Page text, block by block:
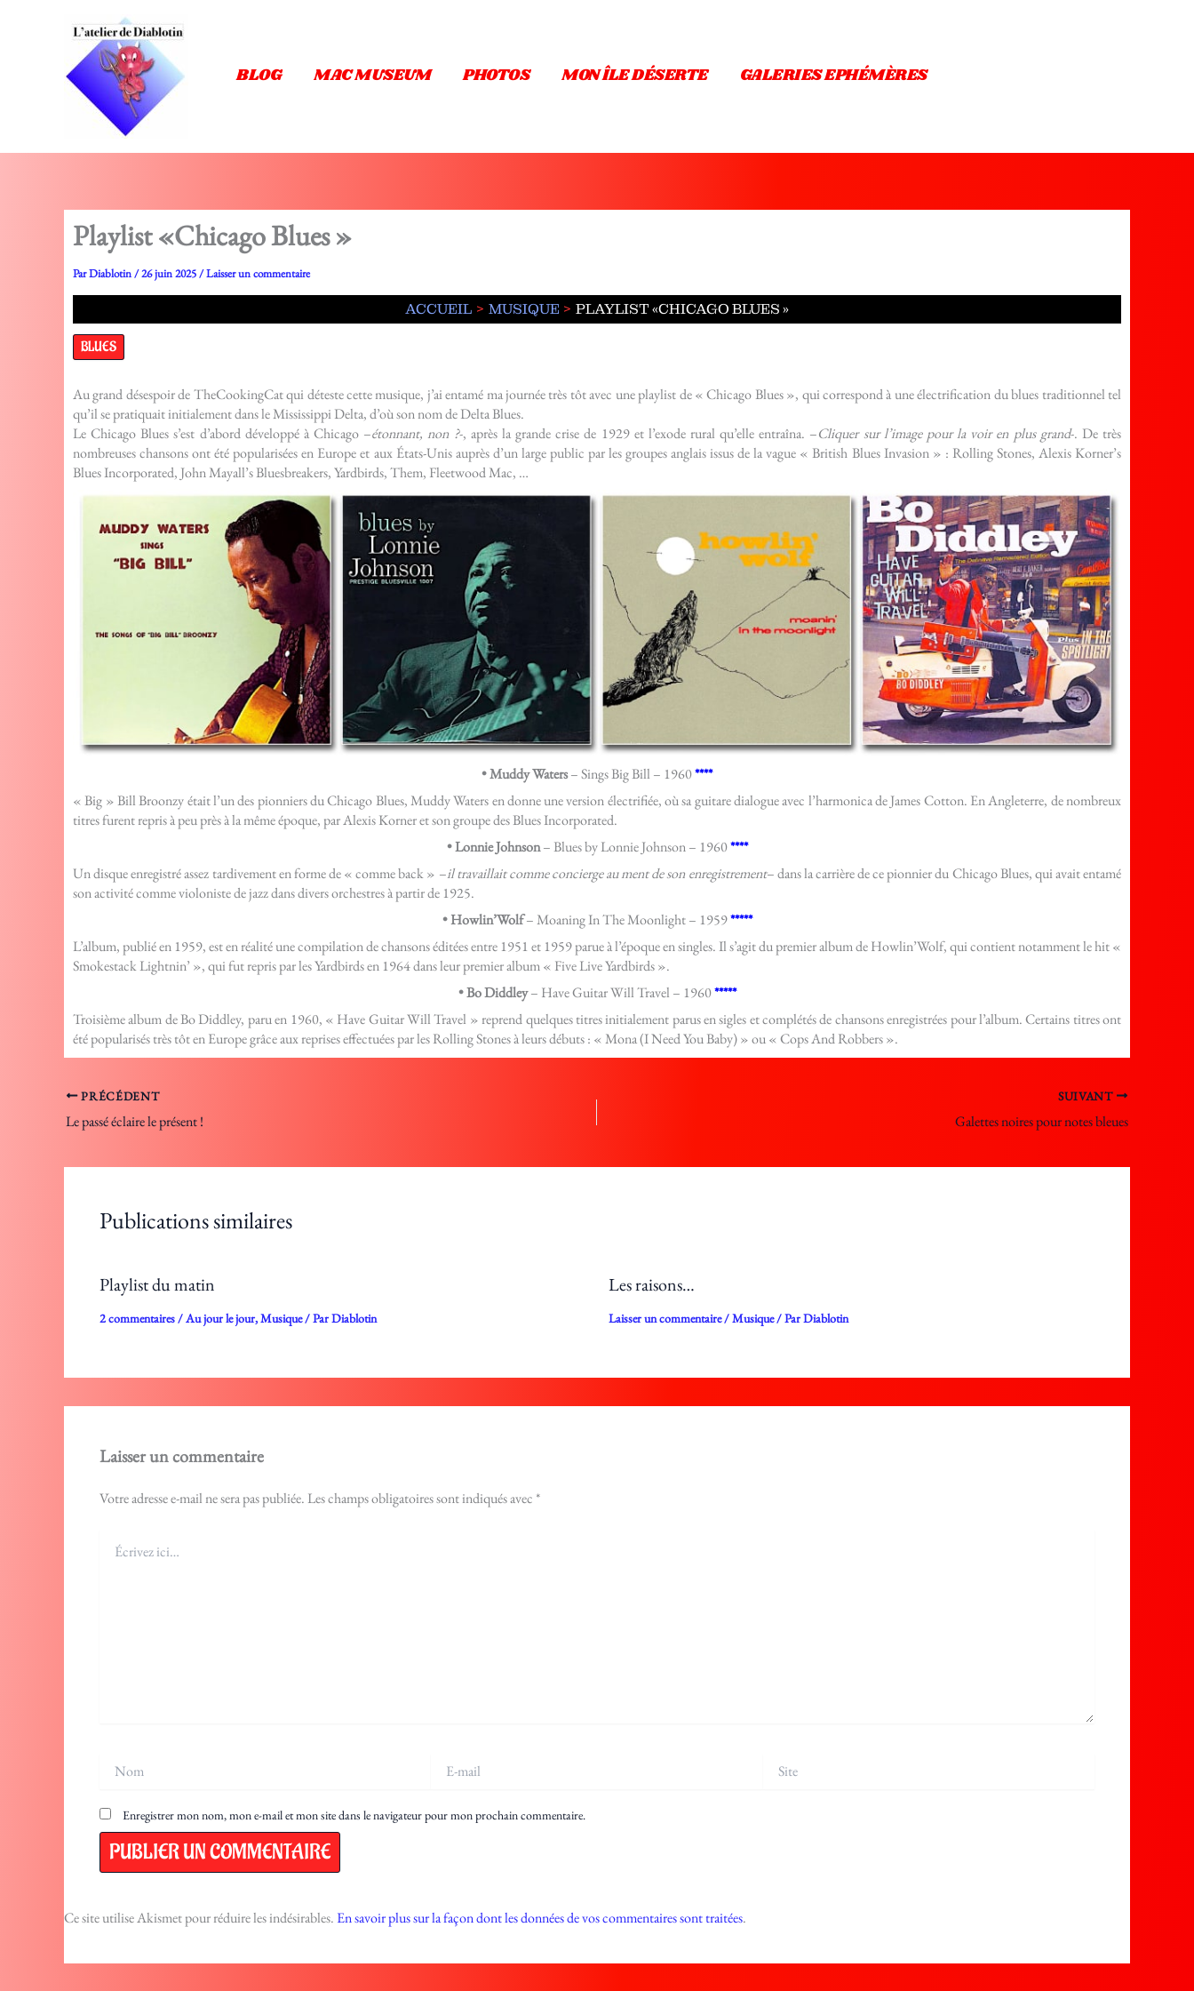
BLOG MAC MUSEUM PHOTOS MON ÎLE DÉSERTE GALERIES EPHÉMÈRES
Playlist «Chicago Blues »
ParDiablotin/26 juin 2025/Laisser un commentaire
ACCUEIL MUSIQUE PLAYLIST «CHICAGO BLUES »
BLUES
Au grand désespoir de TheCookingCat qui déteste cette musique, j’ai entamé ma journée très tôt avec une playlist de « Chicago Blues », qui correspond à une électrification du blues traditionnel tel
qu’il se pratiquait initialement dans le Mississippi Delta, d’où son nom de Delta Blues.
Le Chicago Blues s’est d’abord développé à Chicago –étonnant, non ?-, après la grande crise de 1929 et l’exode rural qu’elle entraîna. –Cliquer sur l’image pour la voir en plus grand-. De très
nombreuses chansons ont été popularisées en Europe et aux États-Unis auprès d’un large public par les groupes anglais issus de la vague « British Blues Invasion » : Rolling Stones, Alexis Korner’s
Blues Incorporated, John Mayall’s Bluesbreakers, Yardbirds, Them, Fleetwood Mac, …
• Muddy Waters– Sings Big Bill – 1960****
« Big » Bill Broonzy était l’un des pionniers du Chicago Blues, Muddy Waters en donne une version électrifiée, où sa guitare dialogue avec l’harmonica de James Cotton. En Angleterre, de nombreux
titres furent repris à peu près à la même époque, par Alexis Korner et son groupe des Blues Incorporated.
• Lonnie Johnson– Blues by Lonnie Johnson – 1960****
Un disque enregistré assez tardivement en forme de « comme back » –il travaillait comme concierge au ment de son enregistrement– dans la carrière de ce pionnier du Chicago Blues, qui avait entamé
son activité comme violoniste de jazz dans divers orchestres à partir de 1925.
• Howlin’Wolf– Moaning In The Moonlight – 1959*****
L’album, publié en 1959, est en réalité une compilation de chansons éditées entre 1951 et 1959 parue à l’époque en singles. Il s’agit du premier album de Howlin’Wolf, qui contient notamment le hit «
Smokestack Lightnin’ », qui fut repris par les Yardbirds en 1964 dans leur premier album « Five Live Yardbirds ».
• Bo Diddley– Have Guitar Will Travel – 1960*****
Troisième album de Bo Diddley, paru en 1960, « Have Guitar Will Travel » reprend quelques titres initialement parus en sigles et complétés de chansons enregistrées pour l’album. Certains titres ont
été popularisés très tôt en Europe grâce aux reprises effectuées par les Rolling Stones à leurs débuts : « Mona (I Need You Baby) » ou « Cops And Robbers ».
PRÉCÉDENT
Le passé éclaire le présent !
SUIVANT
Galettes noires pour notes bleues
Publications similaires
Playlist du matin
2 commentaires/Au jour le jour,Musique/ ParDiablotin
Les raisons…
Laisser un commentaire/Musique/ ParDiablotin
Laisser un commentaire
Votre adresse e-mail ne sera pas publiée.Les champs obligatoires sont indiqués avec *
ici…
mail
Enregistrer mon nom, mon e-mail et mon site dans le navigateur pour mon prochain commentaire.
Ce site utilise Akismet pour réduire les indésirables. En savoir plus sur la façon dont les données de vos commentaires sont traitées.